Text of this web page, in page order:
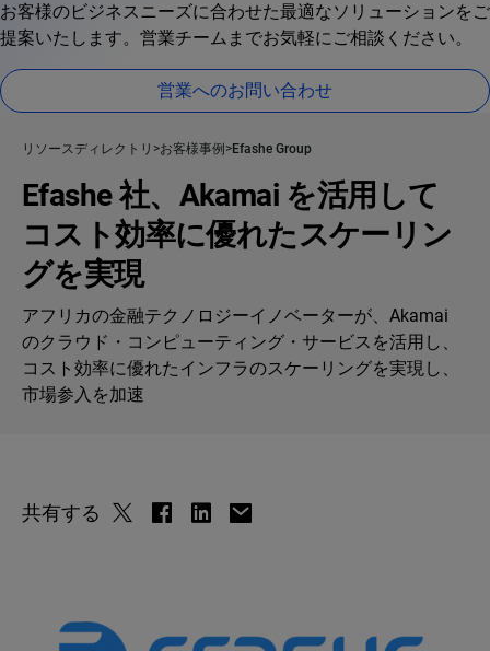
お客様のビジネスニーズに合わせた最適なソリューションをご
提案いたします。営業チームまでお気軽にご相談ください。
営業へのお問い合わせ
リソースディレクトリ お客様事例 Efashe Group
Efashe 社、Akamai を活用して
コスト効率に優れたスケーリン
グを実現
アフリカの金融テクノロジーイノベーターが、Akamai
のクラウド・コンピューティング・サービスを活用し、
コスト効率に優れたインフラのスケーリングを実現し、
市場参入を加速
共有する